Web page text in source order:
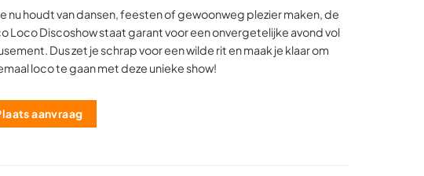
nu houdt van dansen, feesten of gewoonweg plezier maken, de
Loco Discoshow staat garant voor een onvergetelijke avond vol
Dus zet je schrap voor een wilde rit en maak je klaar om
loco te gaan met deze unieke show!
aanvraag